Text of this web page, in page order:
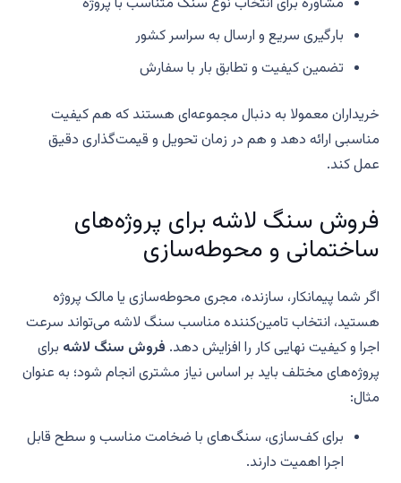
بارگیری سریع و ارسال به سراسر کشور
تضمین کیفیت و تطابق بار با سفارش
خریداران معمولا به دنبال مجموعه‌ای هستند که هم کیفیت
مناسبی ارائه دهد و هم در زمان تحویل و قیمت‌گذاری دقیق
عمل کند.
فروش سنگ لاشه برای پروژه‌های
ساختمانی و محوطه‌سازی
اگر شما پیمانکار، سازنده، مجری محوطه‌سازی یا مالک پروژه
هستید، انتخاب تامین‌کننده مناسب سنگ لاشه می‌تواند سرعت
اجرا و کیفیت نهایی کار را افزایش دهد. فروش سنگ لاشه برای
پروژه‌های مختلف باید بر اساس نیاز مشتری انجام شود؛ به عنوان
مثال:
برای کف‌سازی، سنگ‌های با ضخامت مناسب و سطح قابل
اجرا اهمیت دارند.